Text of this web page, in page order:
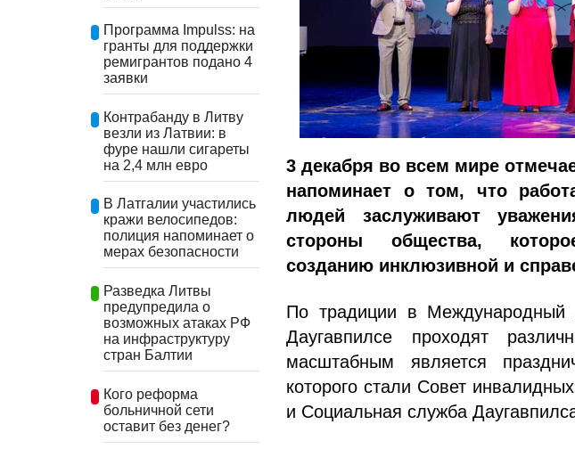
Программа Impulss: на
гранты для поддержки
ремигрантов подано 4
заявки
Контрабанду в Литву
везли из Латвии: в
фуре нашли сигареты
на 2,4 млн евро
В Латгалии участились
кражи велосипедов:
полиция напоминает о
мерах безопасности
Разведка Литвы
предупредила о
возможных атаках РФ
на инфраструктуру
стран Балтии
Кого реформа
больничной сети
оставит без денег?
3 декабря во всем мире
напоминает о том, что
людей заслуживают
стороны общества,
созданию инклюзивной и
По традиции в
Даугавпилсе проходят
масштабным является
которого стали Совет
и Социальная служба